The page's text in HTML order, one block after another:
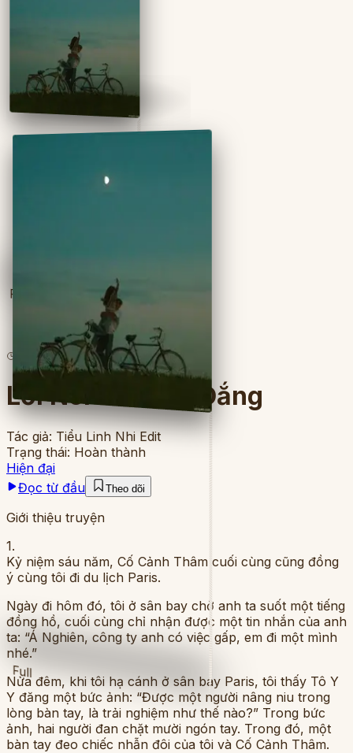
Full
Full
lượt đọc· 4chương
Lời Nói Dối Cay Đắng
Tác giả: Tiểu Linh Nhi Edit
Trạng thái: Hoàn thành
Hiện đại
Đọc từ đầu
Theo dõi
Giới thiệu truyện
1.
Kỷ niệm sáu năm, Cố Cảnh Thâm cuối cùng cũng đồng
ý cùng tôi đi du lịch Paris.
Ngày đi hôm đó, tôi ở sân bay chờ anh ta suốt một tiếng
đồng hồ, cuối cùng chỉ nhận được một tin nhắn của anh
ta: “Á Nghiên, công ty anh có việc gấp, em đi một mình
nhé.”
Nửa đêm, khi tôi hạ cánh ở sân bay Paris, tôi thấy Tô Y
Y đăng một bức ảnh: “Được một người nâng niu trong
lòng bàn tay, là trải nghiệm như thế nào?” Trong bức
ảnh, hai người đan chặt mười ngón tay. Trong đó, một
bàn tay đeo chiếc nhẫn đôi của tôi và Cố Cảnh Thâm.